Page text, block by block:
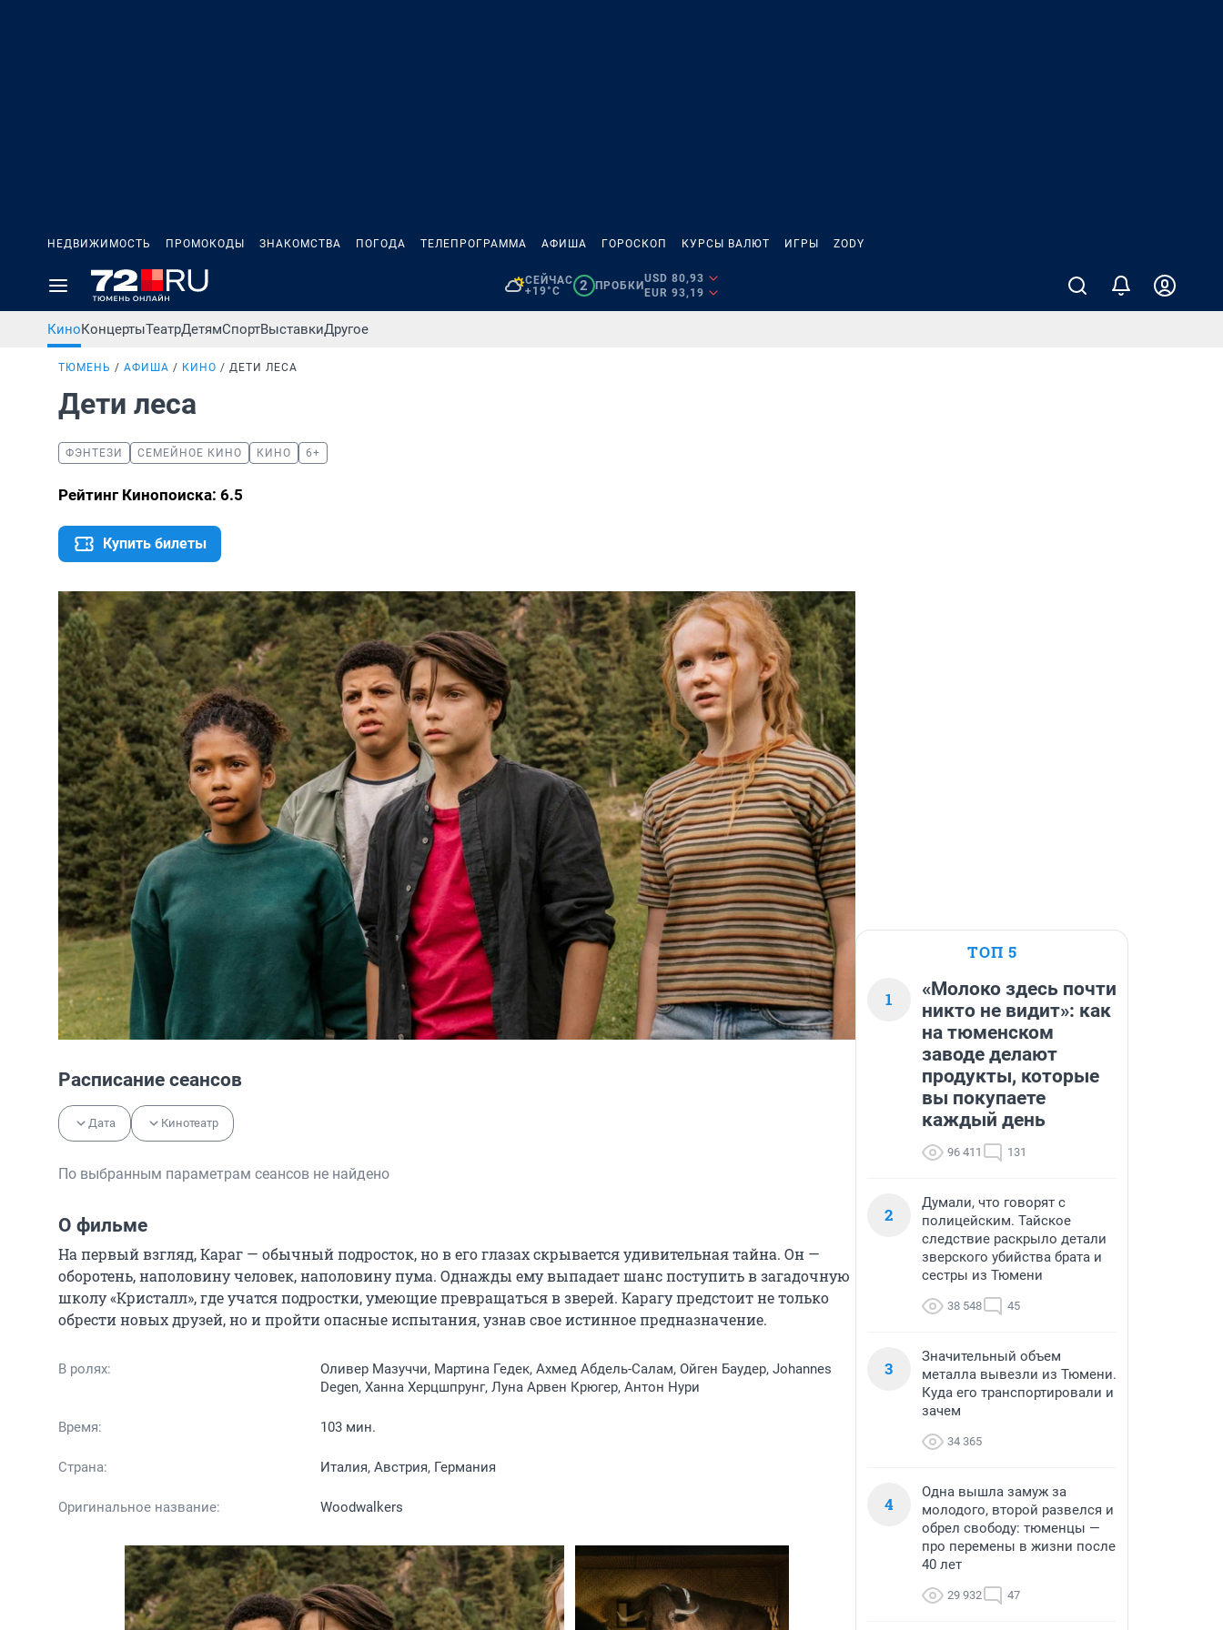
НЕДВИЖИМОСТЬ ПРОМОКОДЫ ЗНАКОМСТВА ПОГОДА ТЕЛЕПРОГРАММА АФИША ГОРОСКОП КУРСЫ ВАЛЮТ ИГРЫ ZODY
СЕЙЧАС
+19°C
2 ПРОБКИ
USD 80,93
EUR 93,19
КиноКонцертыТеатрДетямСпортВыставкиДругое
ТЮМЕНЬ АФИША КИНО ДЕТИ ЛЕСА
Дети леса
ФЭНТЕЗИ СЕМЕЙНОЕ КИНО КИНО 6+
Рейтинг Кинопоиска: 6.5
Купить билеты
Расписание сеансов
Дата Кинотеатр
По выбранным параметрам сеансов не найдено
О фильме
На первый взгляд, Караг — обычный подросток, но в его глазах скрывается удивительная тайна. Он —
оборотень, наполовину человек, наполовину пума. Однажды ему выпадает шанс поступить в загадочную
школу «Кристалл», где учатся подростки, умеющие превращаться в зверей. Карагу предстоит не только
обрести новых друзей, но и пройти опасные испытания, узнав свое истинное предназначение.
В ролях:
Оливер Мазуччи, Мартина Гедек, Ахмед Абдель-Салам, Ойген Баудер, Johannes
Degen, Ханна Херцшпрунг, Луна Арвен Крюгер, Антон Нури
Время: 103 мин.
Страна: Италия, Австрия, Германия
Оригинальное название: Woodwalkers
ТОП 5
1
«Молоко здесь почти
никто не видит»: как
на тюменском
заводе делают
продукты, которые
вы покупаете
каждый день
96 411 131
2
Думали, что говорят с
полицейским. Тайское
следствие раскрыло детали
зверского убийства брата и
сестры из Тюмени
38 548 45
3
Значительный объем
металла вывезли из Тюмени.
Куда его транспортировали и
зачем
34 365
4
Одна вышла замуж за
молодого, второй развелся и
обрел свободу: тюменцы —
про перемены в жизни после
40 лет
29 932 47